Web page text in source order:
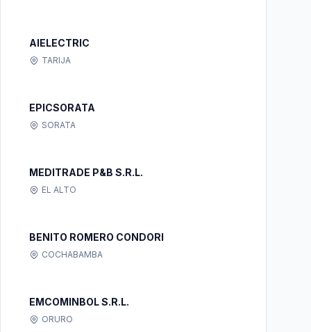
AIELECTRIC
TARIJA
EPICSORATA
SORATA
MEDITRADE P&B S.R.L.
EL ALTO
BENITO ROMERO CONDORI
COCHABAMBA
EMCOMINBOL S.R.L.
ORURO